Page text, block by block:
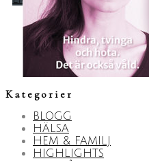
Kategorier
BLOGG
HÄLSA
HEM & FAMILJ
HIGHLIGHTS